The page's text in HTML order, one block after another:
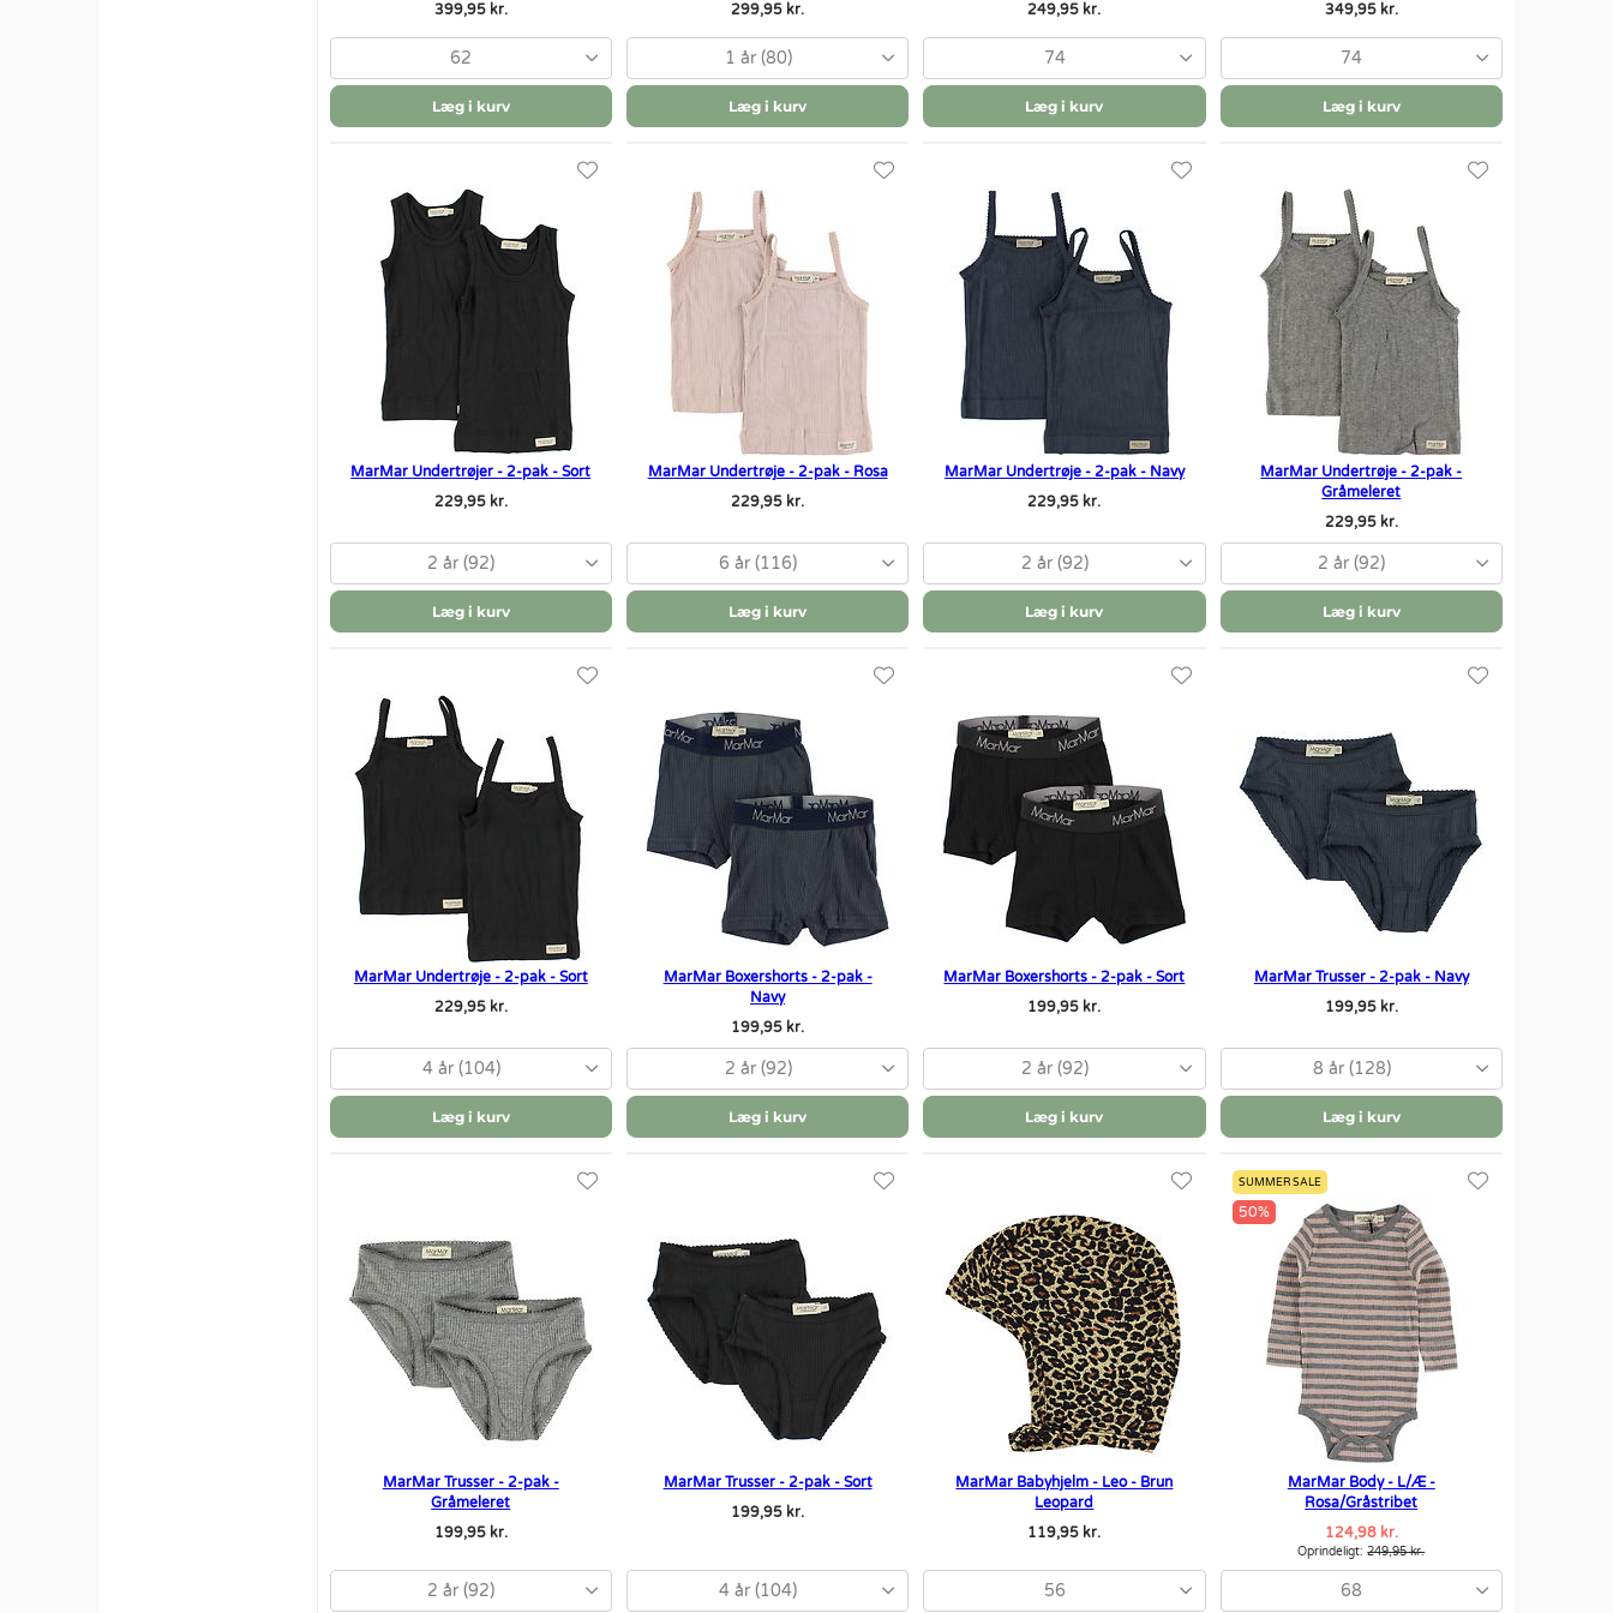
399,95 kr.
62
Læg i kurv
299,95 kr.
1 år (80)
Læg i kurv
249,95 kr.
74
Læg i kurv
349,95 kr.
74
Læg i kurv
MarMar Undertrøjer - 2-pak - Sort
229,95 kr.
2 år (92)
Læg i kurv
MarMar Undertrøje - 2-pak - Rosa
229,95 kr.
6 år (116)
Læg i kurv
MarMar Undertrøje - 2-pak - Navy
229,95 kr.
2 år (92)
Læg i kurv
MarMar Undertrøje - 2-pak -
Gråmeleret
229,95 kr.
2 år (92)
Læg i kurv
MarMar Undertrøje - 2-pak - Sort
229,95 kr.
4 år (104)
Læg i kurv
MarMar Boxershorts - 2-pak -
Navy
199,95 kr.
2 år (92)
Læg i kurv
MarMar Boxershorts - 2-pak - Sort
199,95 kr.
2 år (92)
Læg i kurv
MarMar Trusser - 2-pak - Navy
199,95 kr.
8 år (128)
Læg i kurv
MarMar Trusser - 2-pak -
Gråmeleret
199,95 kr.
2 år (92)
MarMar Trusser - 2-pak - Sort
199,95 kr.
4 år (104)
MarMar Babyhjelm - Leo - Brun
Leopard
119,95 kr.
56
SUMMER SALE
50%
MarMar Body - L/Æ -
Rosa/Gråstribet
124,98 kr.
Oprindeligt:249,95 kr.
68